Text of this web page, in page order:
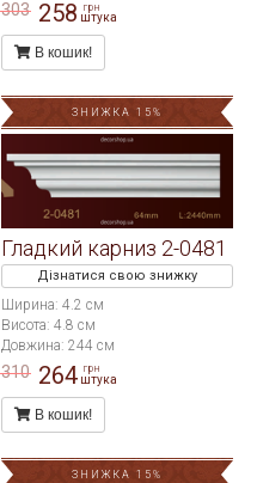
303 258 грн
штука
В кошик!
ЗНИЖКА 15%
Гладкий карниз 2-0481
Дізнатися свою знижку
Ширина: 4.2 см
Висота: 4.8 см
Довжина: 244 см
310 264 грн
штука
В кошик!
ЗНИЖКА 15%